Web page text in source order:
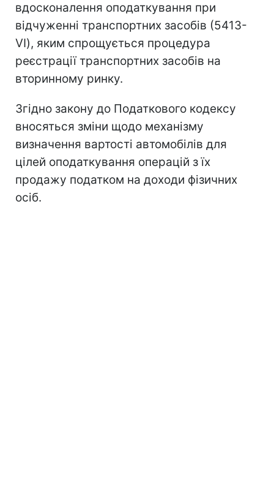
вдосконалення оподаткування при
відчуженні транспортних засобів (5413-
VI), яким спрощується процедура
реєстрації транспортних засобів на
вторинному ринку.
Згідно закону до Податкового кодексу
вносяться зміни щодо механізму
визначення вартості автомобілів для
цілей оподаткування операцій з їх
продажу податком на доходи фізичних
осіб.